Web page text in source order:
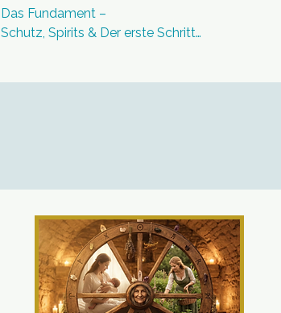
Das Fundament –
Schutz, Spirits & Der erste Schritt
therapeutischen Strukturen. Du wirst verstehen,
und wie du die Brücke zwischen dem Hier und
Jetzt und dem Damals baust.
Inhalte dieses Moduls: